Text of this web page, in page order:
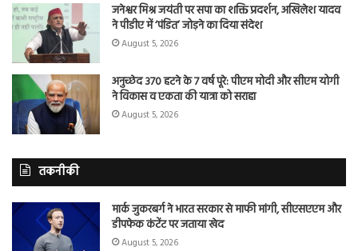
जनेश्वर मिश्र जयंती पर सपा का शक्ति प्रदर्शन, अखिलेश यादव
ने पीडीए में ‘पंडित’ जोड़ने का दिया संदेश
August 5, 2026
अनुच्छेद 370 हटने के 7 वर्ष पूरे: पीएम मोदी और सीएम योगी
ने विकास व एकता की यात्रा को सराहा
August 5, 2026
तकनीकी
मार्क जुकरबर्ग ने भारत सरकार से माफी मांगी, सीएसएएम और
डीपफेक कंटेंट पर जताया खेद
August 5, 2026